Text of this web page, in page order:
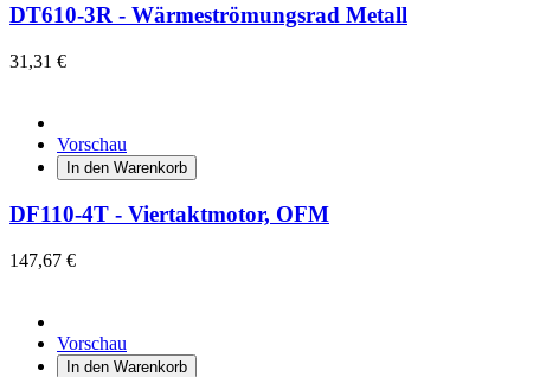
DT610-3R - Wärmeströmungsrad Metall
31,31 €
Vorschau
In den Warenkorb
DF110-4T - Viertaktmotor, OFM
147,67 €
Vorschau
In den Warenkorb